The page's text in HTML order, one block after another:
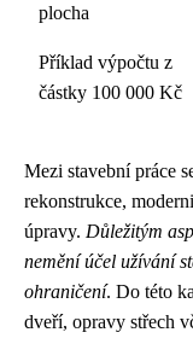
plocha
Příklad výpočtu z
částky 100 000 Kč
Mezi stavební práce
rekonstrukce,
úpravy. Důležitým
nemění účel užívání
ohraničení. Do této
dveří, opravy střech